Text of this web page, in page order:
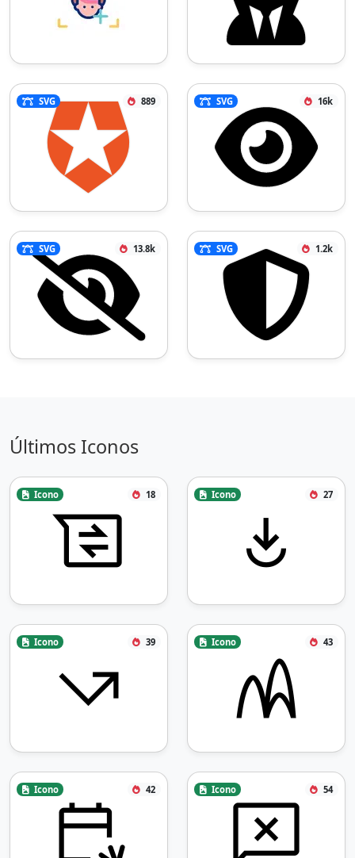
SVG 889 SVG 16k
SVG 13.8k SVG 1.2k
Últimos Iconos
Icono 18 Icono 27
Icono 39 Icono 43
Icono 42 Icono 54